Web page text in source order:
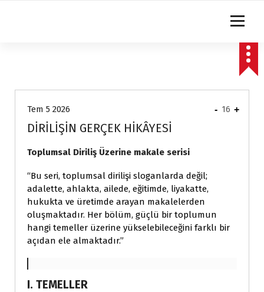
Tem 5 2026
DİRİLİŞİN GERÇEK HİKÂYESİ
Toplumsal Diriliş Üzerine makale serisi
“Bu seri, toplumsal dirilişi sloganlarda değil;
adalette, ahlakta, ailede, eğitimde, liyakatte,
hukukta ve üretimde arayan makalelerden
oluşmaktadır. Her bölüm, güçlü bir toplumun
hangi temeller üzerine yükselebileceğini farklı bir
açıdan ele almaktadır.”
I. TEMELLER
- 16 +